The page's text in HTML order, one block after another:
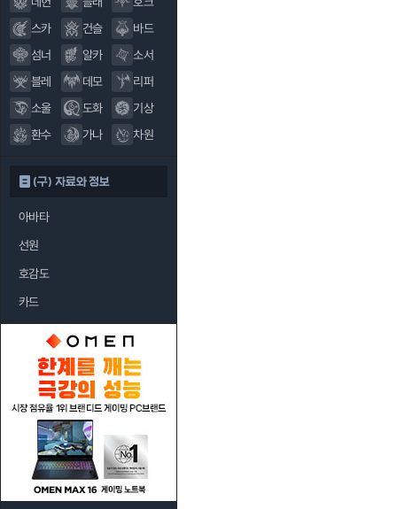
스카
건슬
바드
섬너
알카
소서
블레
데모
리퍼
소울
도화
기상
환수
가나 차원
(구) 자료와 정보
아바타
선원
호감도
카드